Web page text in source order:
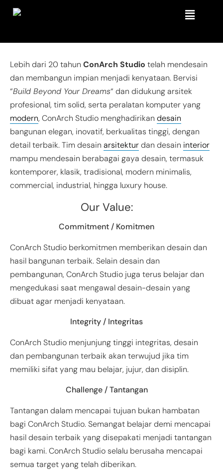
Lebih dari 20 tahun ConArch Studio telah mendesain
dan membangun impian menjadi kenyataan. Bervisi
“Build Beyond Your Dreams“ dan didukung arsitek
profesional, tim solid, serta peralatan komputer yang
modern, ConArch Studio menghadirikan desain
bangunan elegan, inovatif, berkualitas tinggi, dengan
detail terbaik. Tim desain arsitekturdan desain interior
mampu mendesain berabagai gaya desain, termasuk
kontemporer, klasik, tradisional, modern minimalis,
commercial, industrial, hingga luxury house.
Our Value:
Commitment / Komitmen
ConArch Studio berkomitmen memberikan desain dan
hasil bangunan terbaik. Selain desain dan
pembangunan, ConArch Studio juga terus belajar dan
mengedukasi saat mengawal desain-desain yang
dibuat agar menjadi kenyataan.
Integrity / Integritas
ConArch Studio menjunjung tinggi integritas, desain
dan pembangunan terbaik akan terwujud jika tim
memiliki sifat yang mau belajar, jujur, dan disiplin.
Challenge / Tantangan
Tantangan dalam mencapai tujuan bukan hambatan
bagi ConArch Studio. Semangat belajar demi mencapai
hasil desain terbaik yang disepakati menjadi tantangan
bagi kami. ConArch Studio selalu berusaha mencapai
semua target yang telah diberikan.